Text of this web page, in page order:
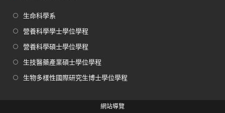
生命科學系
營養科學學士學位學程
營養科學碩士學位學程
生技醫藥產業碩士學位學程
生物多樣性國際研究生博士學位學程
網站導覽